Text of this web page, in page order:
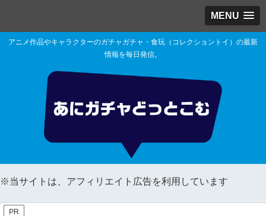
MENU
アニメ作品やキャラクターのガチャガチャ・食玩（コレクショントイ）の最新
情報を毎日発信。
※当サイトは、アフィリエイト広告を利用しています
PR